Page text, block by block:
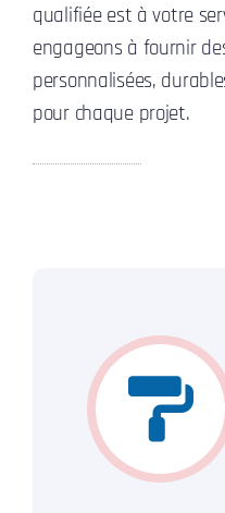
qualifiée est à votre
engageons à fournir
personnalisées,
pour chaque projet.